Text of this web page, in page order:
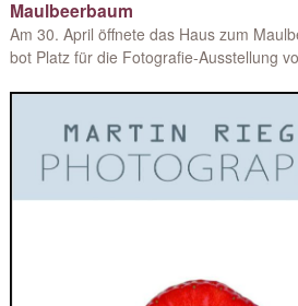
Maulbeerbaum
Am 30. April öffnete das Haus zum
bot Platz für die Fotografie-Ausstellung